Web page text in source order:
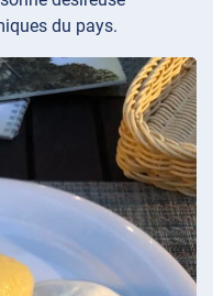
du pays.